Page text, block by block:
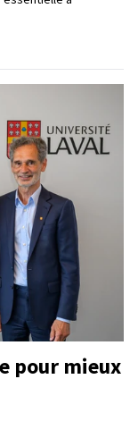
pour mieux